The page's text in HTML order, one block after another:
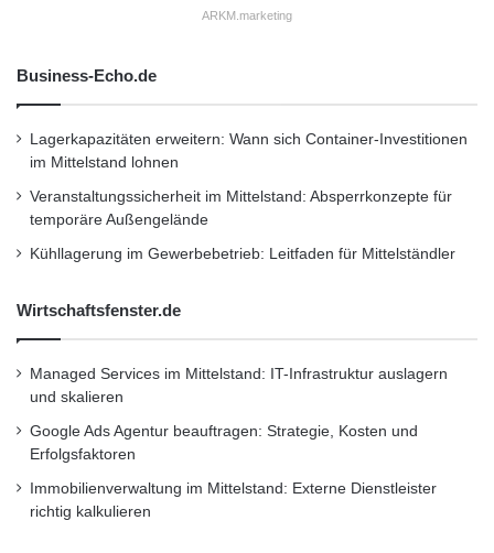
ARKM.marketing
Business-Echo.de
Lagerkapazitäten erweitern: Wann sich Container-Investitionen
im Mittelstand lohnen
Veranstaltungssicherheit im Mittelstand: Absperrkonzepte für
temporäre Außengelände
Kühllagerung im Gewerbebetrieb: Leitfaden für Mittelständler
Wirtschaftsfenster.de
Managed Services im Mittelstand: IT-Infrastruktur auslagern
und skalieren
Google Ads Agentur beauftragen: Strategie, Kosten und
Erfolgsfaktoren
Immobilienverwaltung im Mittelstand: Externe Dienstleister
richtig kalkulieren